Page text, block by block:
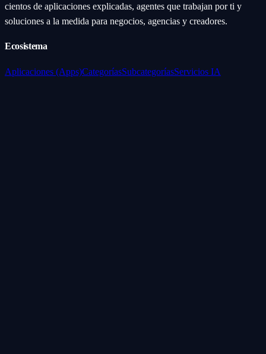
cientos de aplicaciones explicadas, agentes que trabajan por ti y
soluciones a la medida para negocios, agencias y creadores.
Ecosistema
Aplicaciones (Apps)CategoríasSubcategoríasServicios IA